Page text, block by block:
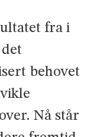
fra i
behovet
Nå står